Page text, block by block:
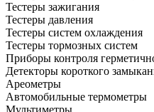
Тестеры зажигания
Тестеры давления
Тестеры систем охлаждения
Тестеры тормозных систем
Приборы контроля
Детекторы короткого
Ареометры
Автомобильные термометры
Мультиметры